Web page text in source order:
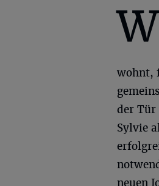
W
wohnt,
der Tür
Sylvie
neuen